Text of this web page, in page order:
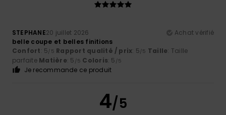
STEPHANE20 juillet 2026
Achat vérifié
belle coupe et belles finitions
Confort: 5/5 Rapport qualité / prix: 5/5 Taille: Taille
parfaite Matière: 5 /5 Coloris: 5 /5
Je recommande ce produit
4/5